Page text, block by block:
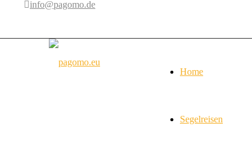
info@pagomo.de
Home
Segelreisen